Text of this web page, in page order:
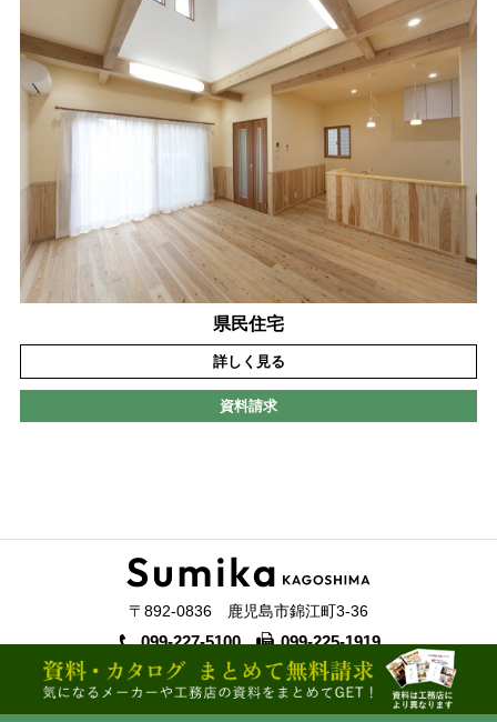
県民住宅
詳しく見る
資料請求
〒892-0836 鹿児島市錦江町3-36
099-227-5100 099-225-1919